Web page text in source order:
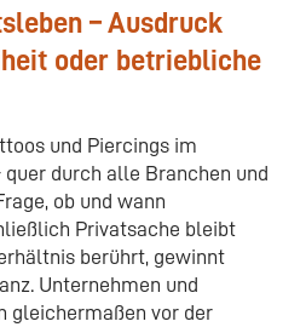
– Ausdruck
oder betriebliche
und Piercings im
durch alle Branchen und
ob und wann
Privatsache bleibt
berührt, gewinnt
Unternehmen und
gleichermaßen vor der